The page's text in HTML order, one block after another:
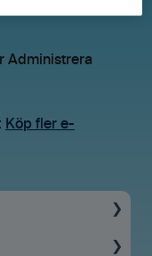
Administrera
Köp fler e-